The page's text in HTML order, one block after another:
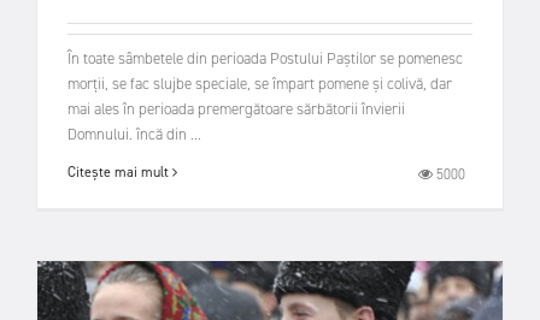
În toate sâmbetele din perioada Postului Paștilor se pomenesc
morții, se fac slujbe speciale, se împart pomene și colivă, dar
mai ales în perioada premergătoare sărbătorii învierii
Domnului. încă din ...
5000
Citește mai mult